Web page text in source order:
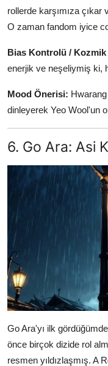
rollerde karşımıza
O zaman fandom iyice
Bias Kontrolü / Kozmik
enerjik ve neşeliymiş ki,
Mood Önerisi:
dinleyerek Yeo Wool'un
6. Go Ara: Asi
Go Ara'yı ilk
önce birçok dizide rol
resmen yıldızlaşmış. A